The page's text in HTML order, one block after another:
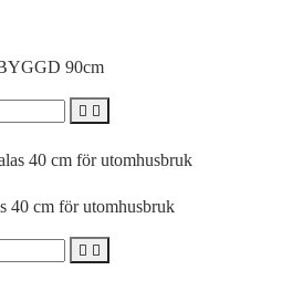
90cm
 
40 cm för utomhusbruk
 